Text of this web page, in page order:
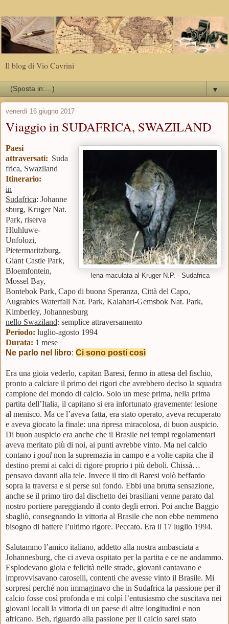
Il blog di Vio Cavrini
▼
venerdì 16 giugno 2017
Viaggio in SUDAFRICA, SWAZILAND
Iena maculata al Kruger N.P. - Sudafrica
Paesi
attraversati: Suda
frica, Swaziland
Itinerario:
in
Sudafrica: Johanne
sburg, Kruger Nat.
Park, riserva
Hluhluwe-
Unfolozi,
Pietermaritzburg,
Giant Castle Park,
Bloemfontein,
Mossel Bay,
Bontebok Park, Capo di buona Speranza, Città del Capo,
Augrabies Waterfall Nat. Park, Kalahari-Gemsbok Nat. Park,
Kimberley, Johannesburg
nello Swaziland: semplice attraversamento
Periodo: luglio-agosto 1994
Durata: 1 mese
Ne parlo nel libro: Ci sono posti così
Era una gioia vederlo, capitan Baresi, fermo in attesa del fischio,
pronto a calciare il primo dei rigori che avrebbero deciso la squadra
campione del mondo di calcio. Solo un mese prima, nella prima
partita dell’Italia, il capitano si era infortunato gravemente: lesione
al menisco. Ma ce l’aveva fatta, era stato operato, aveva recuperato
e aveva giocato la finale: una ripresa miracolosa, di buon auspicio.
Di buon auspicio era anche che il Brasile nei tempi regolamentari
aveva meritato più di noi, ai punti avrebbe vinto. Ma nel calcio
contano i goal non la supremazia in campo e a volte capita che il
destino premi ai calci di rigore proprio i più deboli. Chissà…
pensavo davanti alla tele. Invece il tiro di Baresi volò beffardo
sopra la traversa e si perse sul fondo. Ebbi una brutta sensazione,
anche se il primo tiro dal dischetto dei brasiliani venne parato dal
nostro portiere pareggiando il conto degli errori. Poi anche Baggio
sbagliò, consegnando la vittoria al Brasile che non ebbe nemmeno
bisogno di battere l’ultimo rigore. Peccato. Era il 17 luglio 1994.
Salutammo l’amico italiano, addetto alla nostra ambasciata a
Johannesburg, che ci aveva ospitato per la partita e ce ne andammo.
Esplodevano gioia e felicità nelle strade, giovani cantavano e
improvvisavano caroselli, contenti che avesse vinto il Brasile. Mi
sorpresi perché non immaginavo che in Sudafrica la passione per il
calcio fosse così profonda e mi colpì l’entusiasmo che suscitava nei
giovani locali la vittoria di un paese di altre longitudini e non
africano. Beh, riguardo alla passione per il calcio sarei stato